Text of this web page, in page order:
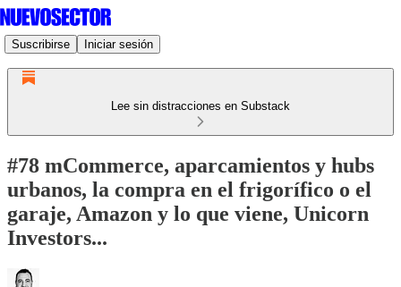
Suscribirse Iniciar sesión
Lee sin distracciones en Substack
#78 mCommerce, aparcamientos y hubs
urbanos, la compra en el frigorífico o el
garaje, Amazon y lo que viene, Unicorn
Investors...